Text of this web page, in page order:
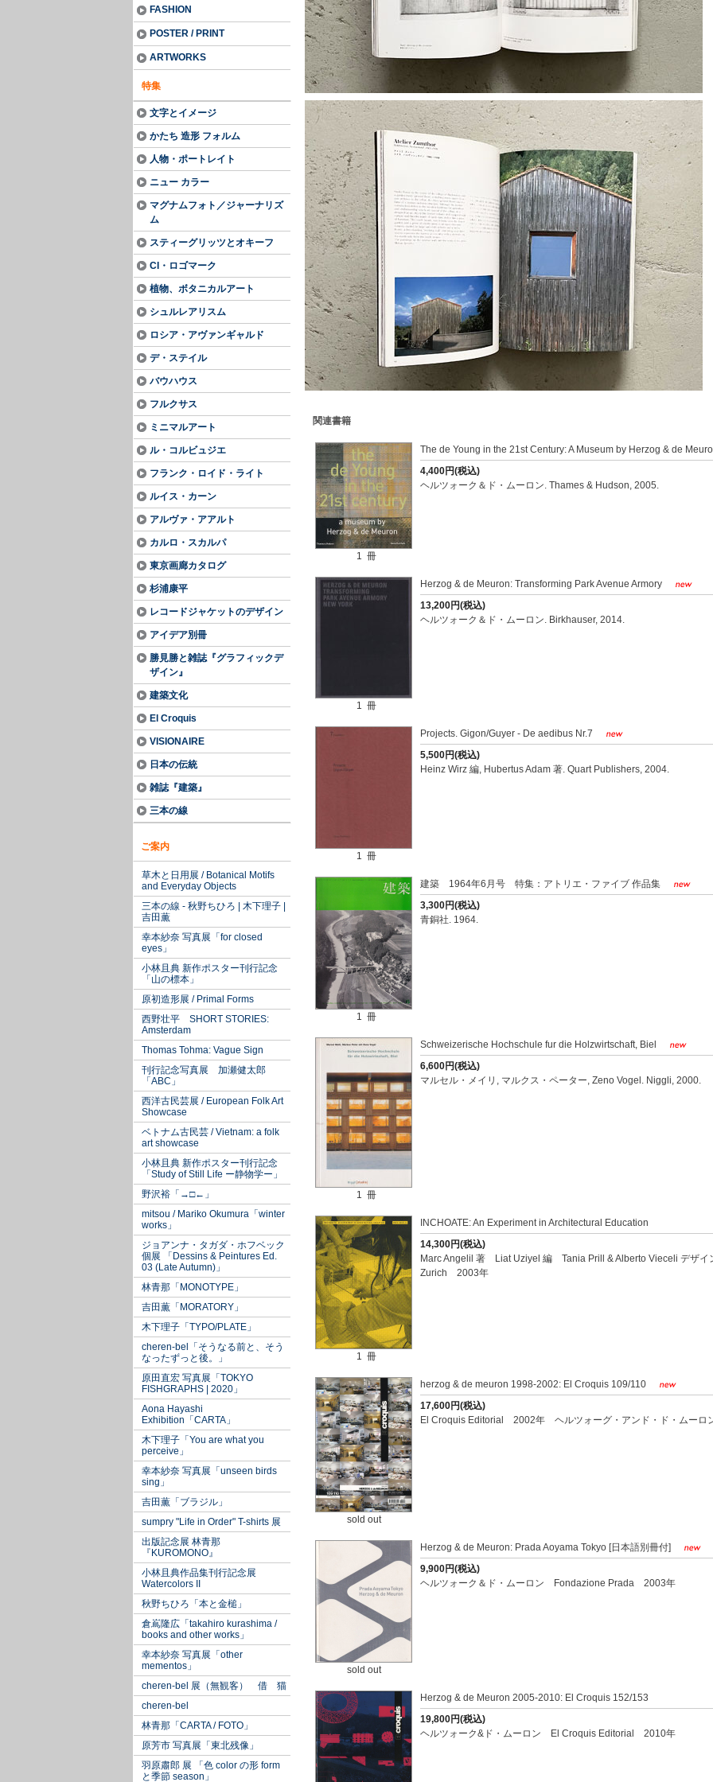
FASHION
POSTER / PRINT
ARTWORKS
特集
文字とイメージ
かたち 造形 フォルム
人物・ポートレイト
ニュー カラー
マグナムフォト／ジャーナリズ
ム
スティーグリッツとオキーフ
CI・ロゴマーク
植物、ボタニカルアート
シュルレアリスム
ロシア・アヴァンギャルド
デ・ステイル
バウハウス
フルクサス
ミニマルアート
ル・コルビュジエ
フランク・ロイド・ライト
ルイス・カーン
アルヴァ・アアルト
カルロ・スカルパ
東京画廊カタログ
杉浦康平
レコードジャケットのデザイン
アイデア別冊
勝見勝と雑誌『グラフィックデ
ザイン』
建築文化
El Croquis
VISIONAIRE
日本の伝統
雑誌『建築』
三本の線
ご案内
草木と日用展 / Botanical Motifs
and Everyday Objects
三本の線 - 秋野ちひろ | 木下理子 |
吉田薫
幸本紗奈 写真展「for closed
eyes」
小林且典 新作ポスター刊行記念
「山の標本」
原初造形展 / Primal Forms
西野壮平 SHORT STORIES:
Amsterdam
Thomas Tohma: Vague Sign
刊行記念写真展 加瀬健太郎
「ABC」
西洋古民芸展 / European Folk Art
Showcase
ベトナム古民芸 / Vietnam: a folk
art showcase
小林且典 新作ポスター刊行記念
「Study of Still Life ー静物学ー」
野沢裕「→□←」
mitsou / Mariko Okumura「winter
works」
ジョアンナ・タガダ・ホフベック
個展 「Dessins & Peintures Ed.
03 (Late Autumn)」
林青那「MONOTYPE」
吉田薫「MORATORY」
木下理子「TYPO/PLATE」
cheren-bel「そうなる前と、そう
なったずっと後。」
原田直宏 写真展「TOKYO
FISHGRAPHS | 2020」
Aona Hayashi
Exhibition「CARTA」
木下理子「You are what you
perceive」
幸本紗奈 写真展「unseen birds
sing」
吉田薫「ブラジル」
sumpry "Life in Order" T-shirts 展
出版記念展 林青那
『KUROMONO』
小林且典作品集刊行記念展
Watercolors II
秋野ちひろ「本と金槌」
倉嶌隆広「takahiro kurashima /
books and other works」
幸本紗奈 写真展「other
mementos」
cheren-bel 展（無観客） 借 猫
cheren-bel
林青那「CARTA / FOTO」
原芳市 写真展「東北残像」
羽原肅郎 展 「色 color の形 form
と季節 season」
関連書籍
1 冊
The de Young in the 21st Century: A Museum by Herzog & de
4,400円(税込)
ヘルツォーク＆ド・ムーロン. Thames & Hudson, 2005.
1 冊
Herzog & de Meuron: Transforming Park Avenue Armory
13,200円(税込)
ヘルツォーク＆ド・ムーロン. Birkhauser, 2014.
1 冊
Projects. Gigon/Guyer - De aedibus Nr.7
5,500円(税込)
Heinz Wirz 編, Hubertus Adam 著. Quart Publishers, 2004.
1 冊
建築 1964年6月号 特集：アトリエ・ファイブ 作品集
3,300円(税込)
青銅社. 1964.
1 冊
Schweizerische Hochschule fur die Holzwirtschaft, Biel
6,600円(税込)
マルセル・メイリ, マルクス・ペーター, Zeno Vogel. Niggli, 2000.
1 冊
INCHOATE: An Experiment in Architectural Education
14,300円(税込)
Marc Angelil 著 Liat Uziyel 編 Tania Prill & Alberto Vieceli デザ
Zurich 2003年
sold out
herzog & de meuron 1998-2002: El Croquis 109/110
17,600円(税込)
El Croquis Editorial 2002年 ヘルツォーグ・アンド・ド・ムーロ
sold out
Herzog & de Meuron: Prada Aoyama Tokyo [日本語別冊付]
9,900円(税込)
ヘルツォーク＆ド・ムーロン Fondazione Prada 2003年
Herzog & de Meuron 2005-2010: El Croquis 152/153
19,800円(税込)
ヘルツォーク&ド・ムーロン El Croquis Editorial 2010年